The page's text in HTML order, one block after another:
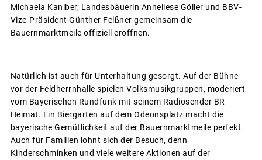
Michaela Kaniber, Landesbäuerin Anneliese Göller und BBV-
Vize-Präsident Günther Felßner gemeinsam die
Bauernmarktmeile offiziell eröffnen.
Natürlich ist auch für Unterhaltung gesorgt. Auf der Bühne
vor der Feldherrnhalle spielen Volksmusikgruppen, moderiert
vom Bayerischen Rundfunk mit seinem Radiosender BR
Heimat. Ein Biergarten auf dem Odeonsplatz macht die
bayerische Gemütlichkeit auf der Bauernmarktmeile perfekt.
Auch für Familien lohnt sich der Besuch, denn
Kinderschminken und viele weitere Aktionen auf der